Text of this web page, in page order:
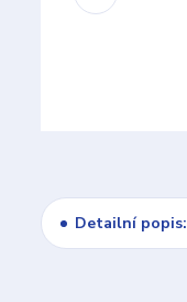
Detailní popis: